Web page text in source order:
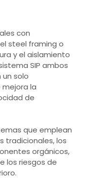
con
steel framing o
y el aislamiento
SIP ambos
solo
la
de
que emplean
tradicionales, los
orgánicos,
los riesgos de